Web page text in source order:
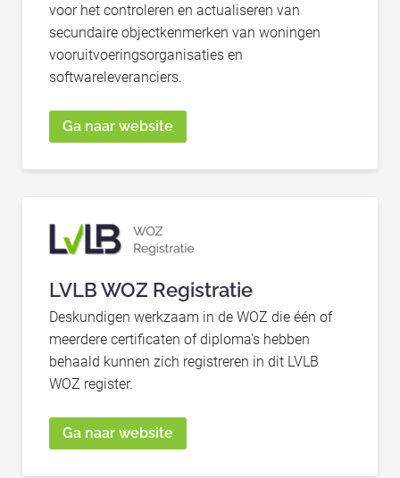
voor het controleren en actualiseren van
secundaire objectkenmerken van woningen
vooruitvoeringsorganisaties en
softwareleveranciers.
Ga naar website
LVLB WOZ Registratie
Deskundigen werkzaam in de WOZ die één of
meerdere certificaten of diploma's hebben
behaald kunnen zich registreren in dit LVLB
WOZ register.
Ga naar website